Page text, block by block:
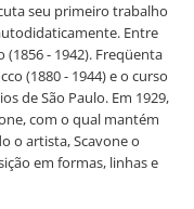
seu primeiro trabalho
Entre
(1856 - 1942). Freqüenta
(1880 - 1944) e o curso
de São Paulo. Em 1929,
com o qual mantém
o artista, Scavone o
em formas, linhas e